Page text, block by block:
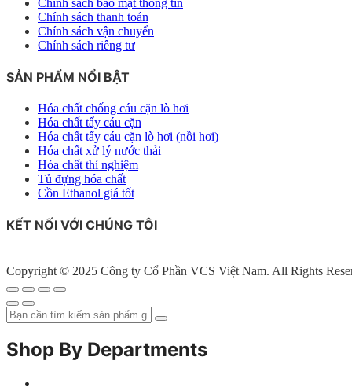
Chính sách thanh toán
Chính sách vận chuyển
Chính sách riêng tư
SẢN PHẨM NỔI BẬT
Hóa chất chống cáu cặn lò hơi
Hóa chất tẩy cáu cặn
Hóa chất tẩy cáu cặn lò hơi (nồi hơi)
Hóa chất xử lý nước thải
Hóa chất thí nghiệm
Tủ đựng hóa chất
Cồn Ethanol giá tốt
KẾT NỐI VỚI CHÚNG TÔI
Copyright © 2025 Công ty Cổ Phần VCS Việt Nam. All Rights
Shop By Departments